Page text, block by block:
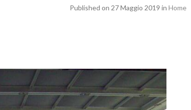
Published on 27 Maggio 2019 in Home